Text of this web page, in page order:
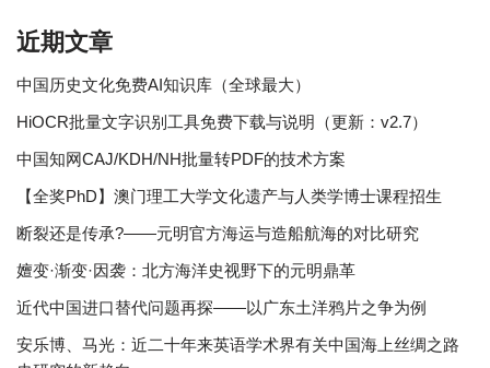
近期文章
中国历史文化免费AI知识库（全球最大）
HiOCR批量文字识别工具免费下载与说明（更新：v2.7）
中国知网CAJ/KDH/NH批量转PDF的技术方案
【全奖PhD】澳门理工大学文化遗产与人类学博士课程招生
断裂还是传承?——元明官方海运与造船航海的对比研究
嬗变·渐变·因袭：北方海洋史视野下的元明鼎革
近代中国进口替代问题再探——以广东土洋鸦片之争为例
安乐博、马光：近二十年来英语学术界有关中国海上丝绸之路